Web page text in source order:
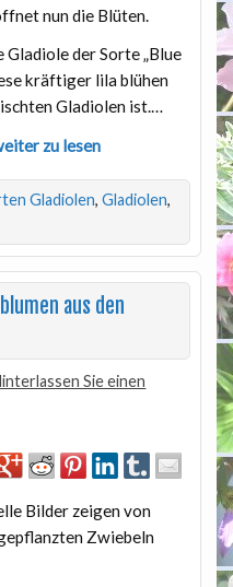
nun die Blüten.
Gladiole der Sorte „Blue
kräftiger lila blühen
Gladiolen ist.…
zu lesen
Gladiolen, Gladiolen,
aus den
Sie einen
Bilder zeigen von
Zwiebeln